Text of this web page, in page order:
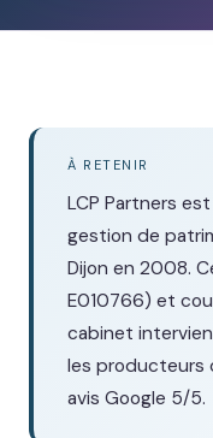
À RETENIR
LCP Partners
gestion de
Dijon en 2008.
E010766) et
cabinet
les producteurs
avis Google 5/5.